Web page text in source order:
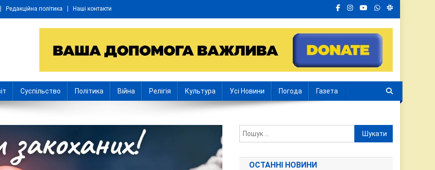
Редакційна політика Наші контакти
Суспільство Політика Війна Релігія Культура Усі Новини Погода Газета
Пошук:
ОСТАННІ НОВИНИ